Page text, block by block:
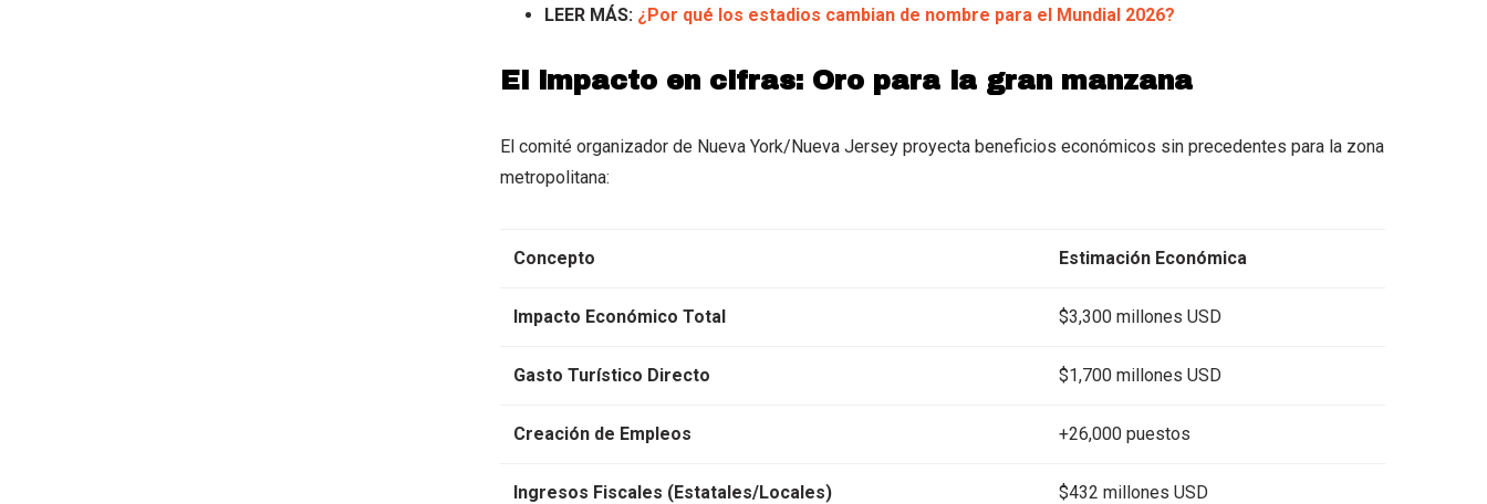
LEER MÁS: ¿Por qué los estadios cambian de nombre para el Mundial 2026?
El impacto en cifras: Oro para la gran manzana
El comité organizador de Nueva York/Nueva Jersey proyecta beneficios económicos sin precedentes para la zona
metropolitana:
Concepto Estimación Económica
Impacto Económico Total $3,300 millones USD
Gasto Turístico Directo $1,700 millones USD
Creación de Empleos +26,000 puestos
Ingresos Fiscales (Estatales/Locales) $432 millones USD